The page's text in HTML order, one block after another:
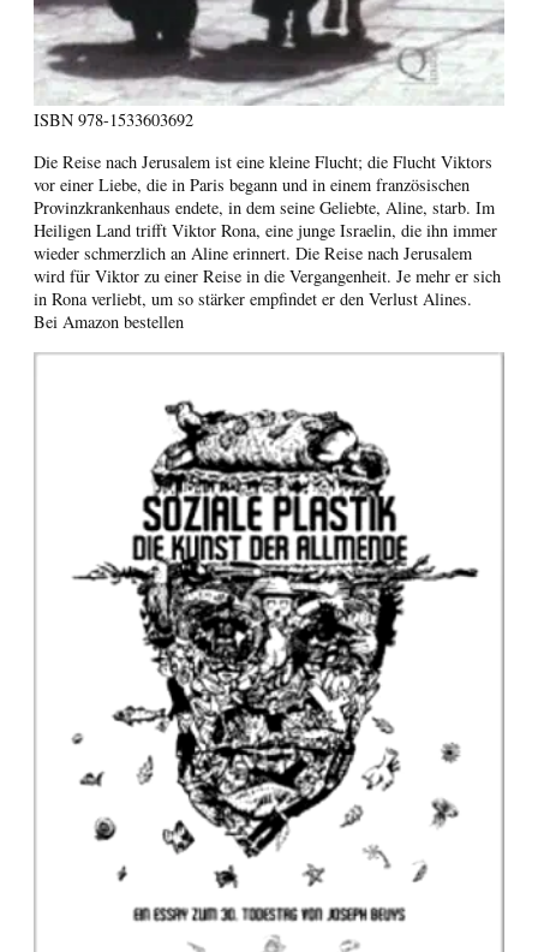
ISBN 978-1533603692
Die Reise nach Jerusalem ist eine kleine Flucht; die Flucht Viktors
vor einer Liebe, die in Paris begann und in einem französischen
Provinzkrankenhaus endete, in dem seine Geliebte, Aline, starb. Im
Heiligen Land trifft Viktor Rona, eine junge Israelin, die ihn immer
wieder schmerzlich an Aline erinnert. Die Reise nach Jerusalem
wird für Viktor zu einer Reise in die Vergangenheit. Je mehr er sich
in Rona verliebt, um so stärker empfindet er den Verlust Alines.
Bei Amazon bestellen